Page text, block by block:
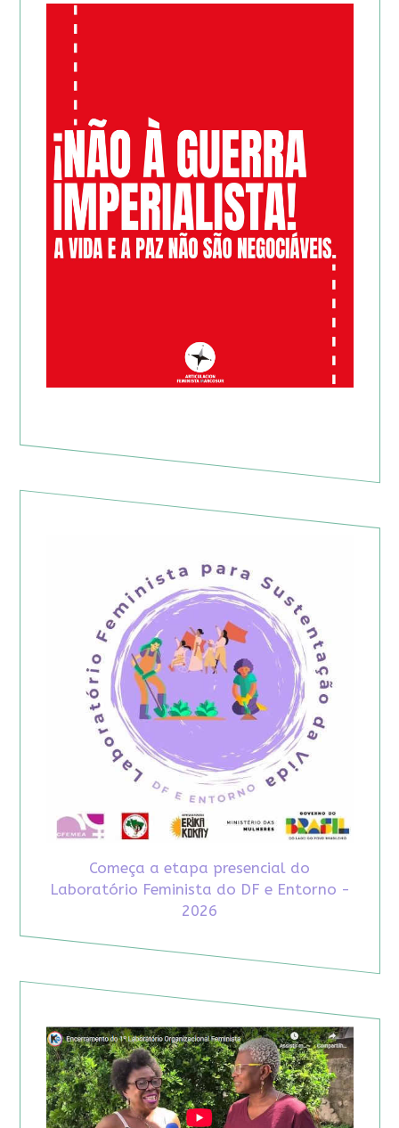
Começa a etapa presencial do
Laboratório Feminista do DF e Entorno -
2026